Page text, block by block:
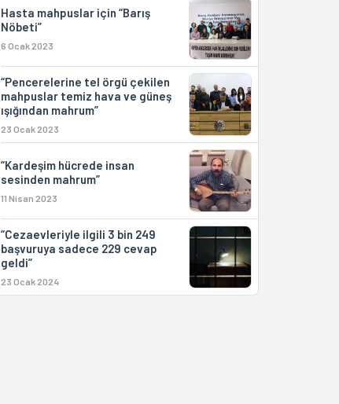
Hasta mahpuslar için “Barış
Nöbeti”
6 Ocak 2023
“Pencerelerine tel örgü çekilen
mahpuslar temiz hava ve güneş
ışığından mahrum”
23 Ocak 2023
“Kardeşim hücrede insan
sesinden mahrum”
11 Nisan 2023
“Cezaevleriyle ilgili 3 bin 249
başvuruya sadece 229 cevap
geldi”
23 Ocak 2024